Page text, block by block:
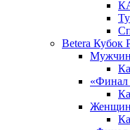
Betera Кубок
«Финал